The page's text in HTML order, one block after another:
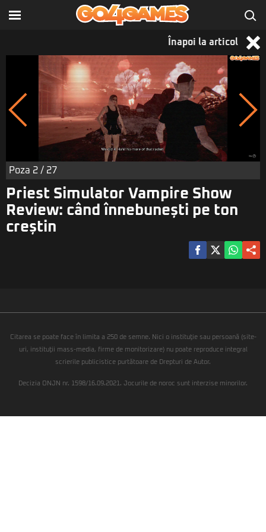
Înapoi la articol
Poza 2 / 27
Priest Simulator Vampire Show
Review: când înnebunești pe ton
creștin
Citarea se poate face în limita a 250 de semne. Nici o instituţie sau persoană (site-
uri, instituţii mass-media, firme de monitorizare) nu poate reproduce integral
scrierile publicistice purtătoare de Drepturi de Autor.
Decizia ONJN nr. 1598/16.09.2021. Jocurile de noroc sunt interzise minorilor.